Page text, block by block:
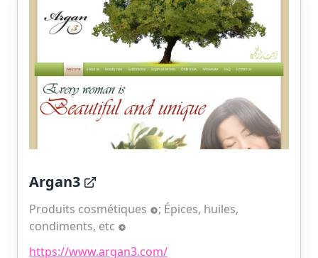
Argan3
Produits cosmétiques ; Épices, huiles,
condiments, etc
https://www.argan3.com/